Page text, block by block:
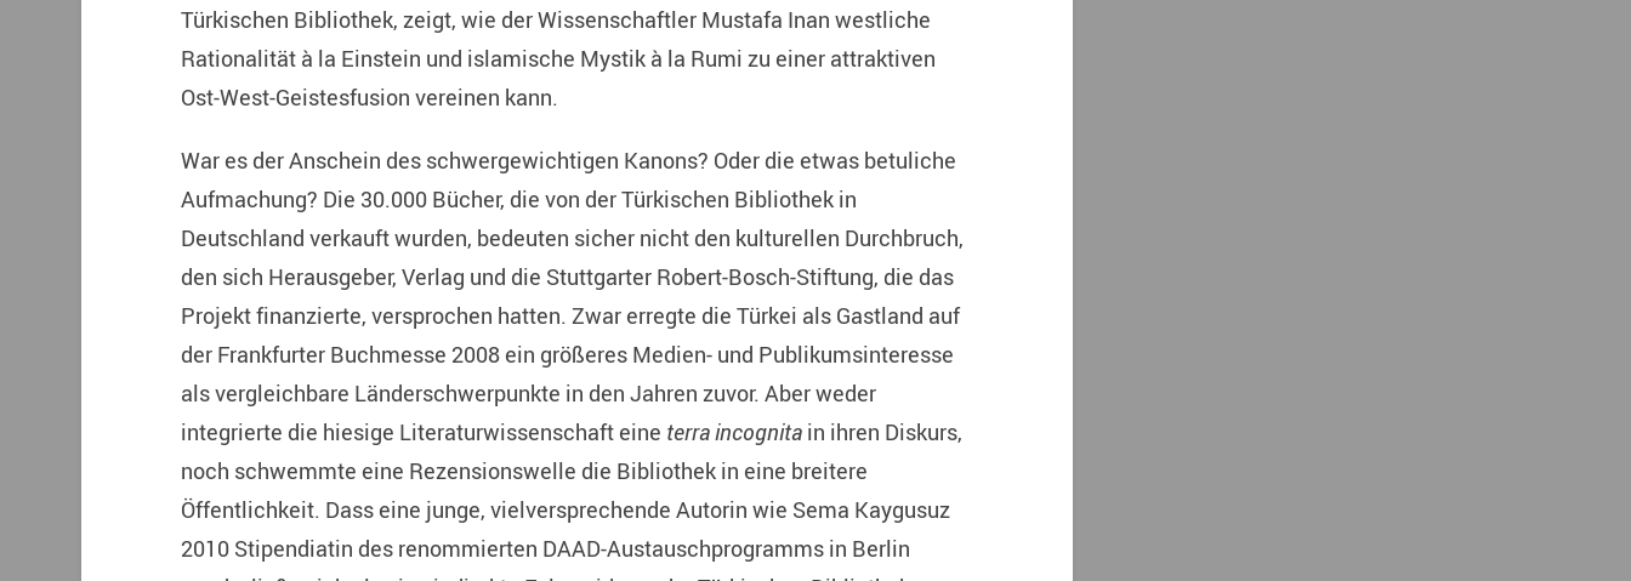
Türkischen Bibliothek, zeigt, wie der Wissenschaftler Mustafa Inan westliche
Rationalität à la Einstein und islamische Mystik à la Rumi zu einer attraktiven
Ost-West-Geistesfusion vereinen kann.
War es der Anschein des schwergewichtigen Kanons? Oder die etwas betuliche
Aufmachung? Die 30.000 Bücher, die von der Türkischen Bibliothek in
Deutschland verkauft wurden, bedeuten sicher nicht den kulturellen Durchbruch,
den sich Herausgeber, Verlag und die Stuttgarter Robert-Bosch-Stiftung, die das
Projekt finanzierte, versprochen hatten. Zwar erregte die Türkei als Gastland auf
der Frankfurter Buchmesse 2008 ein größeres Medien- und Publikumsinteresse
als vergleichbare Länderschwerpunkte in den Jahren zuvor. Aber weder
integrierte die hiesige Literaturwissenschaft eine terra incognitain ihren Diskurs,
noch schwemmte eine Rezensionswelle die Bibliothek in eine breitere
Öffentlichkeit. Dass eine junge, vielversprechende Autorin wie Sema Kaygusuz
2010 Stipendiatin des renommierten DAAD-Austauschprogramms in Berlin